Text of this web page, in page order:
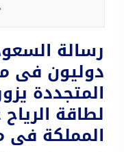
رسالة
دوليون فى
المتجددة
لطاقة
المملكة